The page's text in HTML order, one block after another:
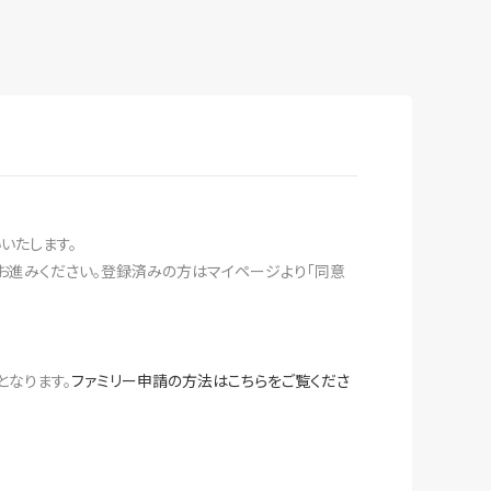
たします。
みください。登録済みの方はマイページより「同意
ります。ファミリー申請の方法はこちらをご覧くださ